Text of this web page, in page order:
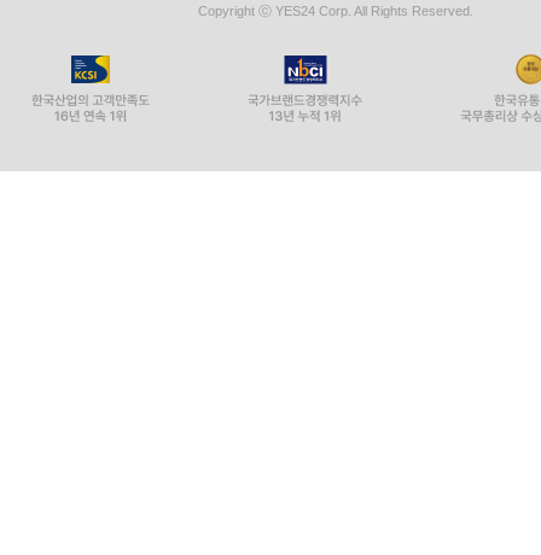
Copyright ⓒ YES24 Corp. All Rights Reserved.